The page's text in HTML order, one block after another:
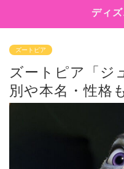
ディ
ズートピア
ズートピア「ジ
別や本名・性格